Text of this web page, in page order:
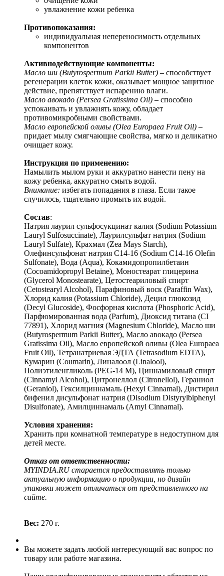
увлажнение кожи ребенка
Противопоказания:
индивидуальная непереносимость отдельных
компонентов
Активнодействующие компоненты:
Масло ши (Butyrospermum Parkii Butter) – способствует
регенерации клеток кожи, оказывает мощное защитное
действие, препятствует испарению влаги.
Масло авокадо (Persea Gratissima Oil) – способно
успокаивать и увлажнять кожу, обладает
противомикробными свойствами.
Масло европейской оливы (Olea Europaea Fruit Oil) –
придает мылу смягчающие свойства, мягко и деликатно
очищает кожу.
Инструкция по применению:
Намылить мылом руки и аккуратно нанести пену на
кожу ребенка, аккуратно смыть водой.
Внимание: избегать попадания в глаза. Если такое
случилось, тщательно промыть их водой.
Состав:
Натрия лаурил сульфосукцинат калия (Sodium Potassium
Lauryl Sulfosuccinate), Лаурилсульфат натрия (Sodium
Lauryl Sulfate), Крахмал (Zea Mays Starch),
Олефинсульфонат натрия C14-16 (Sodium C14-16 Olefin
Sulfonate), Вода (Aqua), Кокамидопропилбетаин
(Cocoamidopropyl Betaine), Моностеарат глицерина
(Glycerol Monostearate), Цетостеариловый спирт
(Cetostearyl Alcohol), Парафиновый воск (Paraffin Wax),
Хлорид калия (Potassium Chloride), Децил глюкозид
(Decyl Glucoside), Фосфорная кислота (Phosphoric Acid),
Парфюмированная вода (Parfum), Диоксид титана (CI
77891), Хлорид магния (Magnesium Chloride), Масло ши
(Butyrospermum Parkii Butter), Масло авокадо (Persea
Gratissima Oil), Масло европейской оливы (Olea Europaea
Fruit Oil), Тетранатриевая ЭДТА (Tetrasodium EDTA),
Кумарин (Coumarin), Линалоол (Linalool),
Полиэтиленгликоль (PEG-14 M), Циннамиловый спирт
(Cinnamyl Alcohol), Цитронеллол (Citronellol), Гераниол
(Geraniol), Гексилциннамаль (Hexyl Cinnamal), Дистирил
бифенил дисульфонат натрия (Disodium Distyrylbiphenyl
Disulfonate), Амилциннамаль (Amyl Cinnamal).
Условия хранения:
Хранить при комнатной температуре в недоступном для
детей месте.
Отказ от ответственности:
MYINDIA.RU старается предоставлять только
актуальную информацию о продукции, но дизайн
упаковки может отличаться от представленного на
сайте.
Вес: 270 г.
Вы можете задать любой интересующий вас вопрос по
товару или работе магазина.